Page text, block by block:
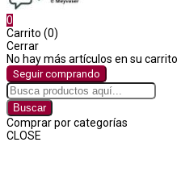
0
Carrito (0)
Cerrar
No hay más artículos en su carrito
Seguir comprando
Buscar
Comprar por categorías
CLOSE